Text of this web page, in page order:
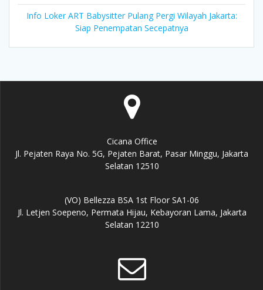
Info Loker ART Babysitter Pulang Pergi Wilayah Jakarta:
Siap Penempatan Secepatnya
Cicana Office
Jl. Pejaten Raya No. 5G, Pejaten Barat, Pasar Minggu, Jakarta
Selatan 12510
(VO) Bellezza BSA 1st Floor SA1-06
Jl. Letjen Soepeno, Permata Hijau, Kebayoran Lama, Jakarta
Selatan 12210